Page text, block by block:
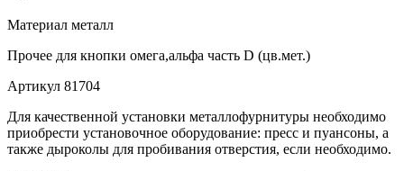
Материал металл
Прочее для кнопки омега,альфа часть D (цв.мет.)
Артикул 81704
Для качественной установки металлофурнитуры необходимо
приобрести установочное оборудование: пресс и пуансоны, а
также дыроколы для пробивания отверстия, если необходимо.